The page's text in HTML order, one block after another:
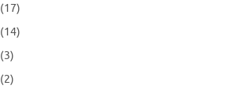
(17)
(14)
(3)
(2)